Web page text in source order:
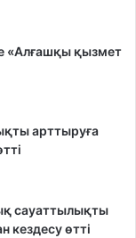
«Алғашқы қызмет
арттыруға
сауаттылықты
кездесу өтті